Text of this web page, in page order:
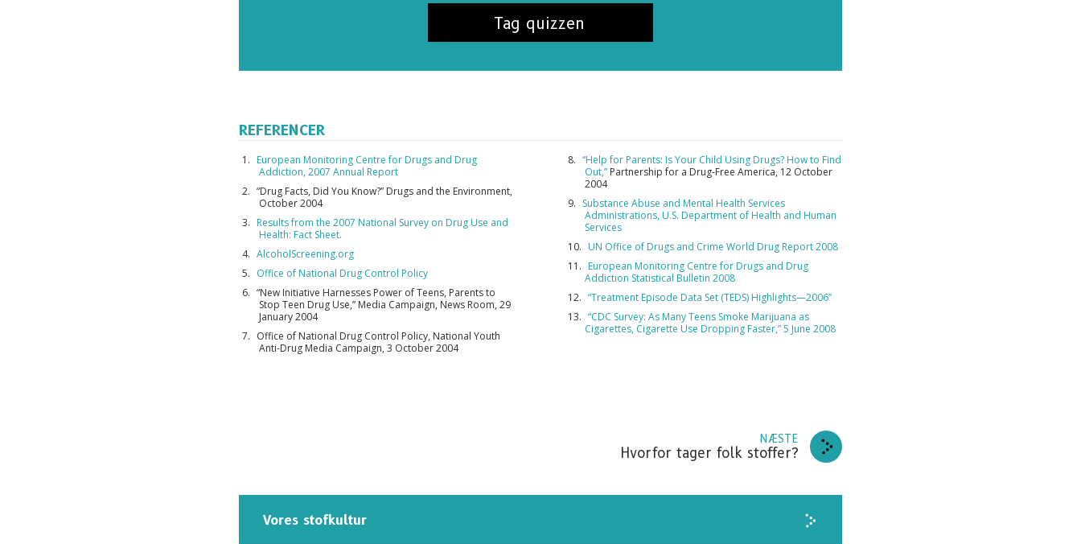
Tag quizzen
REFERENCER
European Monitoring Centre for Drugs and Drug
Addiction, 2007 Annual Report
“Drug Facts, Did You Know?” Drugs and the Environment,
October 2004
Results from the 2007 National Survey on Drug Use and
Health: Fact Sheet.
AlcoholScreening.org
Office of National Drug Control Policy
“New Initiative Harnesses Power of Teens, Parents to
Stop Teen Drug Use,” Media Campaign, News Room, 29
January 2004
Office of National Drug Control Policy, National Youth
Anti-Drug Media Campaign, 3 October 2004
“Help for Parents: Is Your Child Using Drugs? How to Find
Out,”Partnership for a Drug-Free America, 12 October
2004
Substance Abuse and Mental Health Services
Administrations, U.S. Department of Health and Human
Services
UN Office of Drugs and Crime World Drug Report 2008
European Monitoring Centre for Drugs and Drug
Addiction Statistical Bulletin 2008
“Treatment Episode Data Set (TEDS) Highlights—2006”
“CDC Survey: As Many Teens Smoke Marijuana as
Cigarettes, Cigarette Use Dropping Faster,” 5 June 2008
NÆSTE
Hvorfor tager folk stoffer?
Vores stofkultur
nyheder og opdateringer i din indbakke.
TILMELD DIG
NEJ TAK